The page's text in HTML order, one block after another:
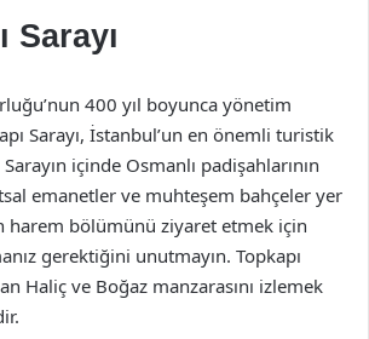
Sarayı
400 yıl boyunca yönetim
Sarayı, İstanbul’un en önemli turistik
içinde Osmanlı padişahlarının
emanetler ve muhteşem bahçeler yer
harem bölümünü ziyaret etmek için
gerektiğini unutmayın. Topkapı
Haliç ve Boğaz manzarasını izlemek